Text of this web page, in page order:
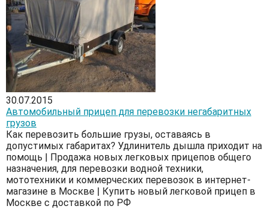
Июль
Август Октябрь
Декабрь
30.07.2015
Автомобильный прицеп для перевозки негабаритных
грузов
Как перевозить большие грузы, оставаясь в
допустимых габаритах? Удлинитель дышла приходит на
помощь | Продажа новых легковых прицепов общего
назначения, для перевозки водной техники,
мототехники и коммерческих перевозок в интернет-
магазине в Москве | Купить новый легковой прицеп в
Москве с доставкой по РФ